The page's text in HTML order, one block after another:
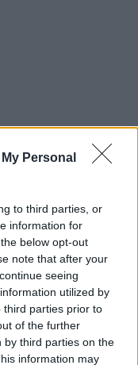
Personal
to third parties, or
information for
below opt-out
note that after your
seeing
utilized by
third parties prior to
of the further
by third parties on the
information may